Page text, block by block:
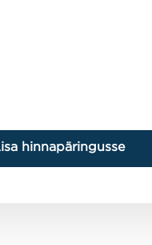
hinnapäringusse